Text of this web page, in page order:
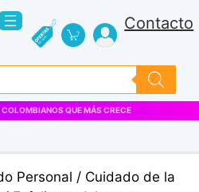
Contacto
Personal / Cuidado de la